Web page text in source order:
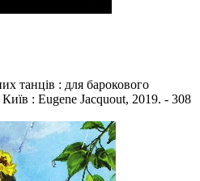
танців : для барокового
: Eugene Jacquout, 2019. - 308